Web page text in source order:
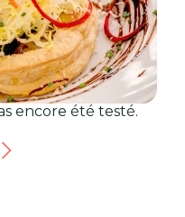
encore été testé.